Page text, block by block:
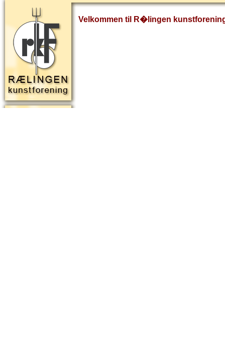
Velkommen til R�lingen